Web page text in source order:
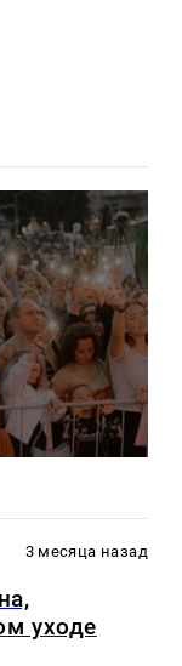
3 месяца назад
уходе